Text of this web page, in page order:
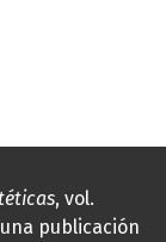
, vol.
publicación